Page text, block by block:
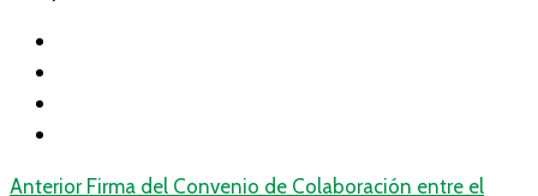
Anterior Firma del Convenio de Colaboración entre el